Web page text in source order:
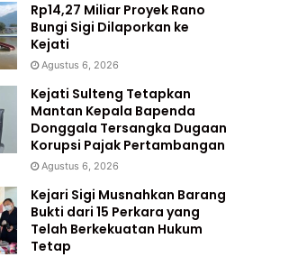
Rp14,27 Miliar Proyek Rano
Bungi Sigi Dilaporkan ke
Kejati
Agustus 6, 2026
Kejati Sulteng Tetapkan
Mantan Kepala Bapenda
Donggala Tersangka Dugaan
Korupsi Pajak Pertambangan
Agustus 6, 2026
Kejari Sigi Musnahkan Barang
Bukti dari 15 Perkara yang
Telah Berkekuatan Hukum
Tetap